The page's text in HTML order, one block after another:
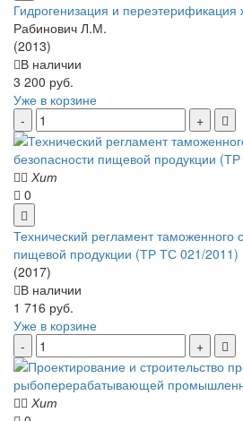
Гидрогенизация и переэтерификация
Рабинович Л.М.
(2013)
В наличии
3 200 руб.
Уже в корзине
Хит
0
Технический регламент таможенного
пищевой продукции (ТР ТС 021/2011)
(2017)
В наличии
1 716 руб.
Уже в корзине
Хит